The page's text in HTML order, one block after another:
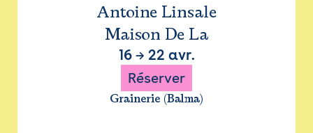
Antoine Linsale
Maison De La
16→ 22 avr.
Réserver
Grainerie (Balma)